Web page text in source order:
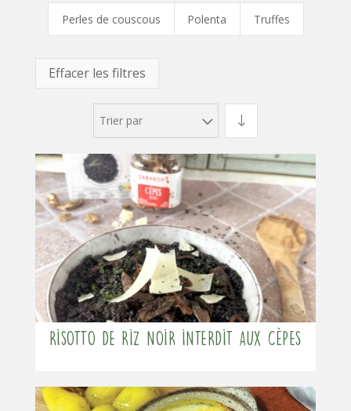
Perles de couscous Polenta Truffes
Effacer les filtres
Trier par
Risotto de riz noir interdit aux cèpes